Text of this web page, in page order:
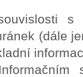
s
(dále